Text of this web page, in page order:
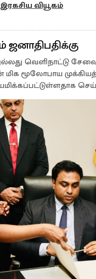
வியூகம்
ஜனாதிபதிக்கு
வெளிநாட்டு
மூலோபாய